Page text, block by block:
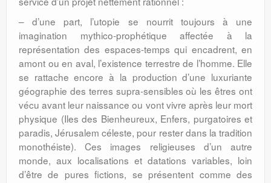
– d’une part, l’utopie se nourrit toujours à une
imagination mythico-prophétique affectée à la
représentation des espaces-temps qui encadrent, en
amont ou en aval, l’existence terrestre de l’homme. Elle
se rattache encore à la production d’une luxuriante
géographie des terres supra-sensibles où les êtres ont
vécu avant leur naissance ou vont vivre après leur mort
physique (Iles des Bienheureux, Enfers, purgatoires et
paradis, Jérusalem céleste, pour rester dans la tradition
monothéiste). Ces images religieuses d’un autre
monde, aux localisations et datations variables, loin
d’être de pures fictions, se présentent comme des